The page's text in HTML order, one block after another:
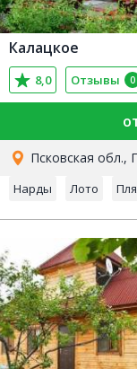
Калацкое
8,0 Отзывы 0
Псковская обл.,
Нарды Лото